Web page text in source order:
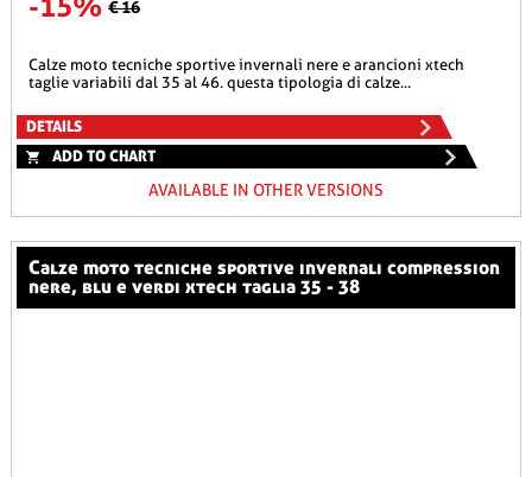
-15% € 16
calze moto tecniche sportive invernali nere e arancioni xtech
taglie variabili dal 35 al 46. questa tipologia di calze...
DETAILS
ADD TO CHART
AVAILABLE IN OTHER VERSIONS
calze moto tecniche sportive invernali compression
nere, blu e verdi xtech taglia 35 - 38